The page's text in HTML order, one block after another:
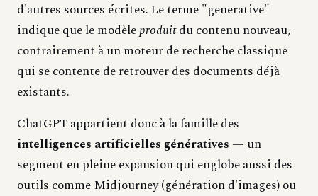
d'autres sources écrites. Le terme "generative"
indique que le modèleproduitdu contenu nouveau,
contrairement à un moteur de recherche classique
qui se contente de retrouver des documents déjà
existants.
ChatGPT appartient donc à la famille des
intelligences artificielles génératives— un
segment en pleine expansion qui englobe aussi des
outils comme Midjourney (génération d'images) ou